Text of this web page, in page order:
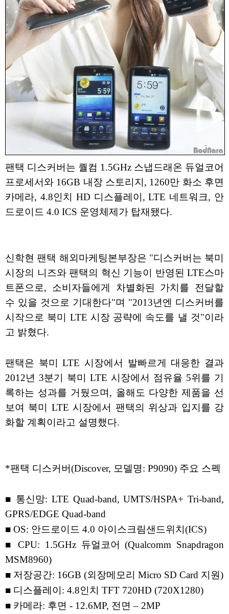
팬택 디스커버는 퀄컴 1.5GHz 스냅드래온 듀얼코어
프로세서와 16GB 내장 스토리지, 1260만 화소 후면
카메라, 4.8인치 HD 디스플레이, LTE 네트워크, 안
드로이드 4.0 ICS 운영체제가 탑재됐다.
신학현 팬택 해외마케팅본부장은 "디스커버는 북미
시장의 니즈와 팬택의 혁신 기능이 반영된 LTE스마
트폰으로, 소비자들에게 차별화된 가치를 전달할
수 있을 것으로 기대한다"며 "2013년엔 디스커버를
시작으로 북미 LTE 시장 공략에 속도를 낼 것"이라
고 밝혔다.
팬택은 북미 LTE 시장에서 발빠르게 대응한 결과
2012년 3분기 북미 LTE 시장에서 점유율 5위를 기
록하는 성과를 거뒀으며, 올해도 다양한 제품을 선
보여 북미 LTE 시장에서 팬택의 위상과 입지를 강
화할 계획이라고 설명했다.
*팬택 디스커버(Discover, 모델명: P9090) 주요 스펙
■ 통신망: LTE Quad-band, UMTS/HSPA+ Tri-band,
GPRS/EDGE Quad-band
■ OS: 안드로이드 4.0 아이스크림샌드위치(ICS)
■ CPU: 1.5GHz 듀얼코어 (Qualcomm Snapdragon
MSM8960)
■ 저장공간: 16GB (외장메모리 Micro SD Card 지원)
■ 디스플레이: 4.8인치 TFT 720HD (720X1280)
■ 카메라: 후면 - 12.6MP, 전면 – 2MP